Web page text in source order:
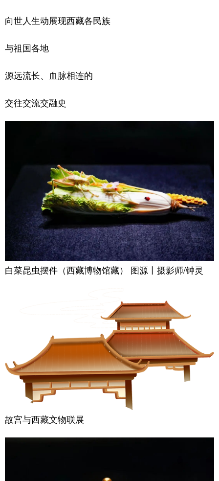
向世人生动展现西藏各民族
与祖国各地
源远流长、血脉相连的
交往交流交融史
白菜昆虫摆件（西藏博物馆藏） 图源丨摄影师/钟灵
故宫与西藏文物联展